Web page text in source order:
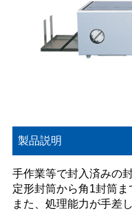
製品説明
手作業等で封入済みの
定形封筒から角1封筒ま
また、処理能力が手差